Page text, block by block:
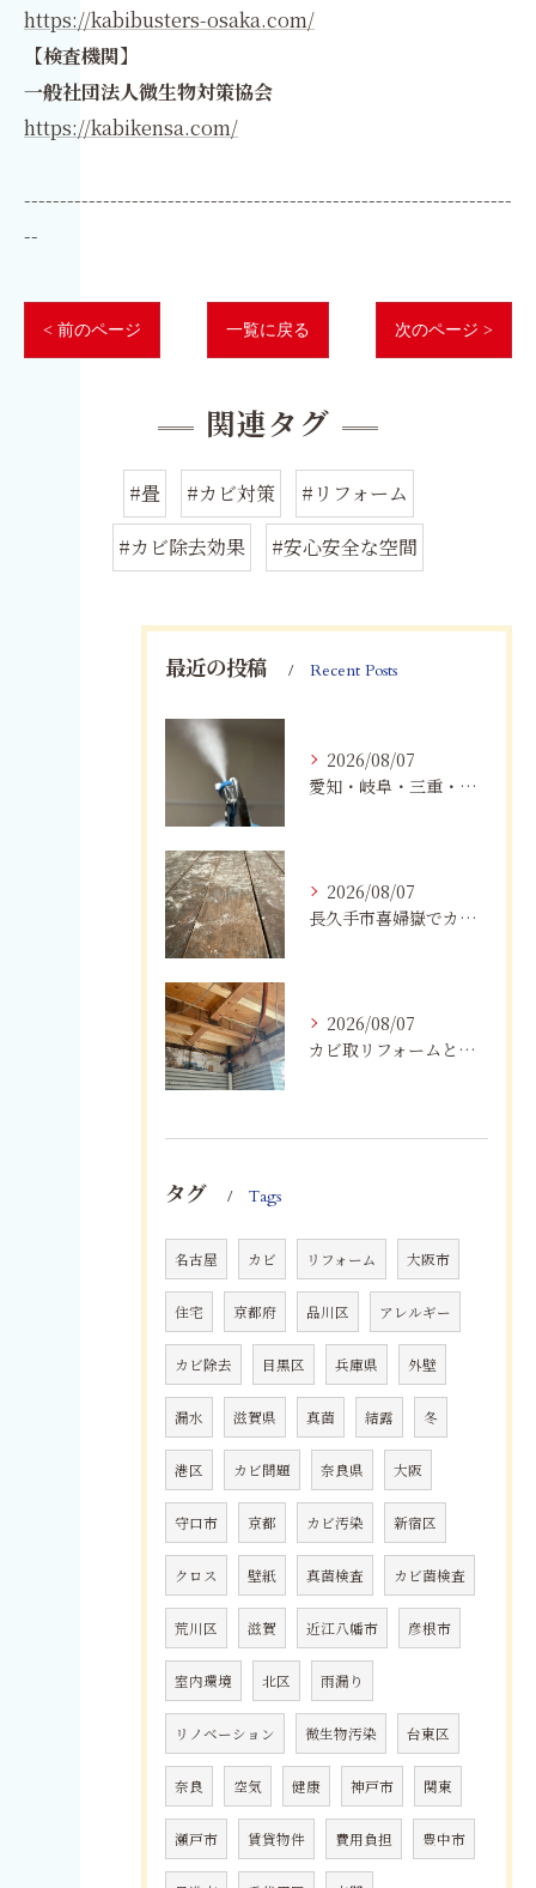
https://kabibusters-osaka.com/
【検査機関】
一般社団法人微生物対策協会
https://kabikensa.com/
--------------------------------------------------------------------
--
< 前のページ 一覧に戻る 次のページ >
関連タグ
#畳 #カビ対策
#リフォーム
#カビ除去効果
#安心安全な空間
最近の投稿 Recent Posts
2026/08/07
愛知・岐阜・三重・静岡でカビアレルギーにお悩みの方へ｜MIST工法®による安全なカビ対策と健康な住まいづくり
2026/08/07
長久手市喜婦嶽でカビに悩んだら｜住宅の湿気対策とプロによる解決方法
2026/08/07
カビ取リフォームと専門業者を比較！根本解決を選ぶポイント
タグ Tags
名古屋 カビ リフォーム 大阪市
住宅 京都府 品川区 アレルギー
カビ除去 目黒区 兵庫県 外壁
漏水 滋賀県 真菌 結露 冬
港区 カビ問題 奈良県 大阪
守口市 京都 カビ汚染 新宿区
クロス 壁紙 真菌検査 カビ菌検査
荒川区 滋賀 近江八幡市 彦根市
室内環境 北区 雨漏り
リノベーション 微生物汚染 台東区
奈良 空気 健康 神戸市 関東
瀬戸市 賃貸物件 費用負担 豊中市